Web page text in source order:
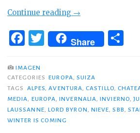
Continue reading «Château
o
is
coming’»
→
F
c
e
b
o
T
w
te
r
Share
p
ar
ti
IMAGEN
CATEGORIES EUROPA SUIZA
TAGS
ALPES ,AVENTURA ,CASTILLO
MEDIA
EUROPA ,INVERNALIA ,INVIERNO ,
LAUSSANNE LORD BYRON NIEVE ,SBB
WINTER IS COMING